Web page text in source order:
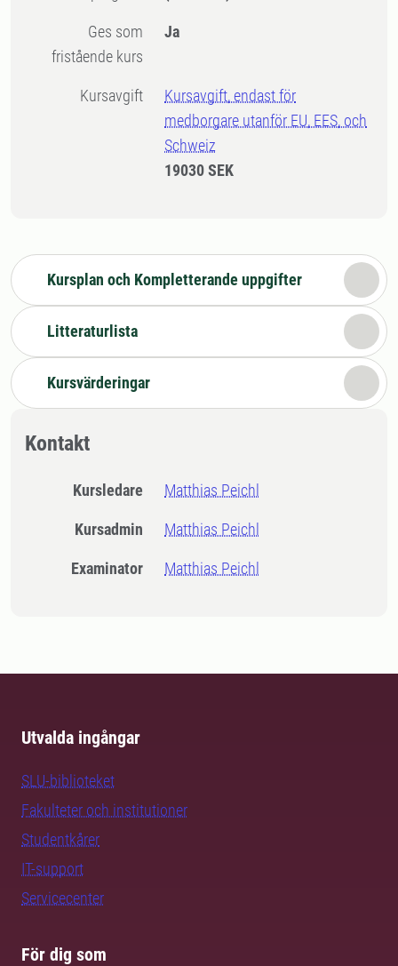
Ges som
fristående kurs
Ja
Kursavgift
Kursavgift, endast för
medborgare utanför EU, EES, och
Schweiz
19030 SEK
Kursplan och Kompletterande uppgifter
Litteraturlista
Kursvärderingar
Kontakt
Kursledare Matthias Peichl
Kursadmin Matthias Peichl
Examinator Matthias Peichl
Utvalda ingångar
SLU-biblioteket
Fakulteter och institutioner
Studentkårer
IT-support
Servicecenter
För dig som